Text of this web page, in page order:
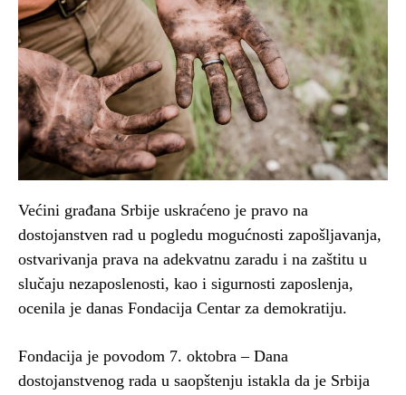
Većini građana Srbije uskraćeno je pravo na
dostojanstven rad u pogledu mogućnosti zapošljavanja,
ostvarivanja prava na adekvatnu zaradu i na zaštitu u
slučaju nezaposlenosti, kao i sigurnosti zaposlenja,
ocenila je danas Fondacija Centar za demokratiju.
Fondacija je povodom 7. oktobra – Dana
dostojanstvenog rada u saopštenju istakla da je Srbija